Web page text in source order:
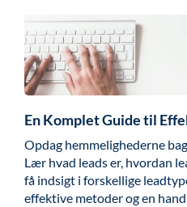
En Komplet Guide til
Opdag hemmelighederne
Lær hvad leads er, hvordan
få indsigt i forskellige
effektive metoder og en